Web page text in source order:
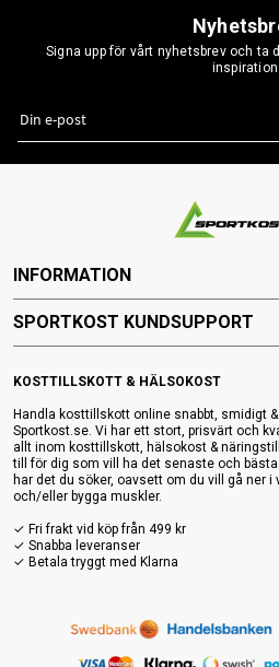
Signa upp för vårt nyhetsbrev och ta
inspiration
KOSTTILLSKOTT & HÄLSOKOST
Handla kosttillskott online snabbt, smidigt
Sportkost.se. Vi har ett stort, prisvärt och
allt inom kosttillskott, hälsokost &
till för dig som vill ha det senaste och
har det du söker, oavsett om du vill gå ner i
och/eller bygga muskler.
✓ Fri frakt vid köp från 499 kr
✓ Snabba leveranser
✓ Betala tryggt med Klarna
INFORMATION
SPORTKOST KUNDSUPPORT